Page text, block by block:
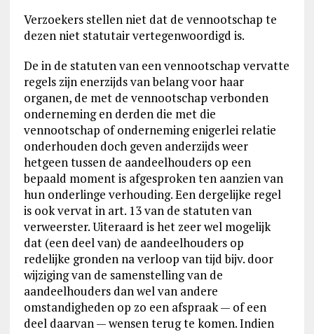
Verzoekers stellen niet dat de vennootschap te
dezen niet statutair vertegenwoordigd is.
De in de statuten van een vennootschap vervatte
regels zijn enerzijds van belang voor haar
organen, de met de vennootschap verbonden
onderneming en derden die met die
vennootschap of onderneming enigerlei relatie
onderhouden doch geven anderzijds weer
hetgeen tussen de aandeelhouders op een
bepaald moment is afgesproken ten aanzien van
hun onderlinge verhouding. Een dergelijke regel
is ook vervat in art. 13 van de statuten van
verweerster. Uiteraard is het zeer wel mogelijk
dat (een deel van) de aandeelhouders op
redelijke gronden na verloop van tijd bijv. door
wijziging van de samenstelling van de
aandeelhouders dan wel van andere
omstandigheden op zo een afspraak — of een
deel daarvan — wensen terug te komen. Indien